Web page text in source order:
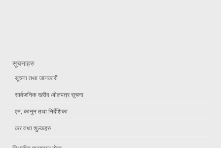
सूचनाहरु
सूचना तथा जानकारी
सार्वजनिक खरीद /बोलपत्र सूचना
एन, कानुन तथा निर्देशिका
कर तथा शुल्कहरु